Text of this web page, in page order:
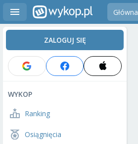
Główna
ZALOGUJ SIĘ
WYKOP
Ranking
Osiągnięcia